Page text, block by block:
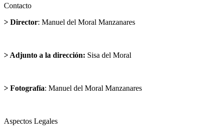
Contacto
> Director: Manuel del Moral Manzanares
> Adjunto a la dirección: Sisa del Moral
> Fotografía: Manuel del Moral Manzanares
Aspectos Legales